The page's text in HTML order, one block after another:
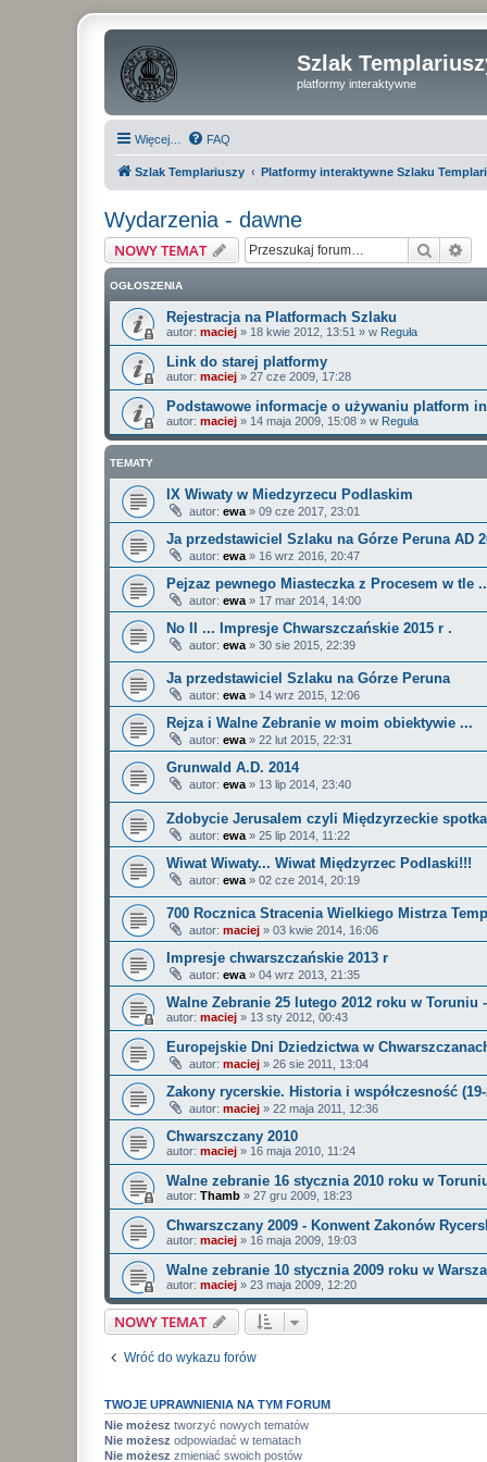
Szlak
platformy interaktywne
Więcej… FAQ
Szlak Templariuszy Platformy interaktywne Szlaku
Wydarzenia - dawne
NOWY TEMAT Szukaj
OGŁOSZENIA
Rejestracja na Platformach Szlaku
autor: maciej » 18 kwie 2012, 13:51 » w Reguła
Link do starej platformy
autor: maciej » 27 cze 2009, 17:28
Podstawowe informacje o używaniu platform
autor: maciej » 14 maja 2009, 15:08 » w Reguła
TEMATY
IX Wiwaty w Miedzyrzecu Podlaskim
autor: ewa » 09 cze 2017, 23:01
Ja przedstawiciel Szlaku na Górze Peruna AD
autor: ewa » 16 wrz 2016, 20:47
Pejzaz pewnego Miasteczka z Procesem w tle
autor: ewa » 17 mar 2014, 14:00
No II ... Impresje Chwarszczańskie 2015 r .
autor: ewa » 30 sie 2015, 22:39
Ja przedstawiciel Szlaku na Górze Peruna
autor: ewa » 14 wrz 2015, 12:06
Rejza i Walne Zebranie w moim obiektywie ...
autor: ewa » 22 lut 2015, 22:31
Grunwald A.D. 2014
autor: ewa » 13 lip 2014, 23:40
Zdobycie Jerusalem czyli Międzyrzeckie
autor: ewa » 25 lip 2014, 11:22
Wiwat Wiwaty... Wiwat Międzyrzec Podlaski!!!
autor: ewa » 02 cze 2014, 20:19
700 Rocznica Stracenia Wielkiego Mistrza
autor: maciej » 03 kwie 2014, 16:06
Impresje chwarszczańskie 2013 r
autor: ewa» 04 wrz 2013, 21:35
Walne Zebranie 25 lutego 2012 roku w Toruniu
autor: maciej » 13 sty 2012, 00:43
Europejskie Dni Dziedzictwa w
autor: maciej » 26 sie 2011, 13:04
Zakony rycerskie. Historia i współczesność (19-
autor: maciej » 22 maja 2011, 12:36
Chwarszczany 2010
autor: maciej » 16 maja 2010, 11:24
Walne zebranie 16 stycznia 2010 roku w
autor: Thamb » 27 gru 2009, 18:23
Chwarszczany 2009 - Konwent Zakonów
autor: maciej » 16 maja 2009, 19:03
Walne zebranie 10 stycznia 2009 roku w
autor: maciej » 23 maja 2009, 12:20
NOWY TEMAT
Wróć do wykazu forów
TWOJE UPRAWNIENIA NA TYM FORUM
Nie możesz tworzyć nowych tematów
Nie możesz odpowiadać w tematach
Nie możesz zmieniać swoich postów